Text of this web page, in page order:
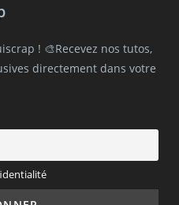
! 🎨Recevez nos tutos,
directement dans votre